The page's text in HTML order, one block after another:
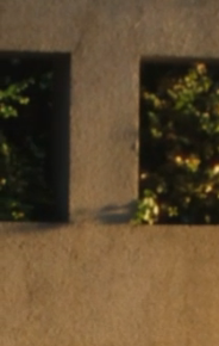
FAQ™ Pure
BREAKING NEWS
issa™ Teeth
Idioma
Polski
Türkçe